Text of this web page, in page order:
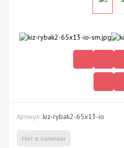
Артикул: kiz-rybak2-65x13-io
Нет в наличии